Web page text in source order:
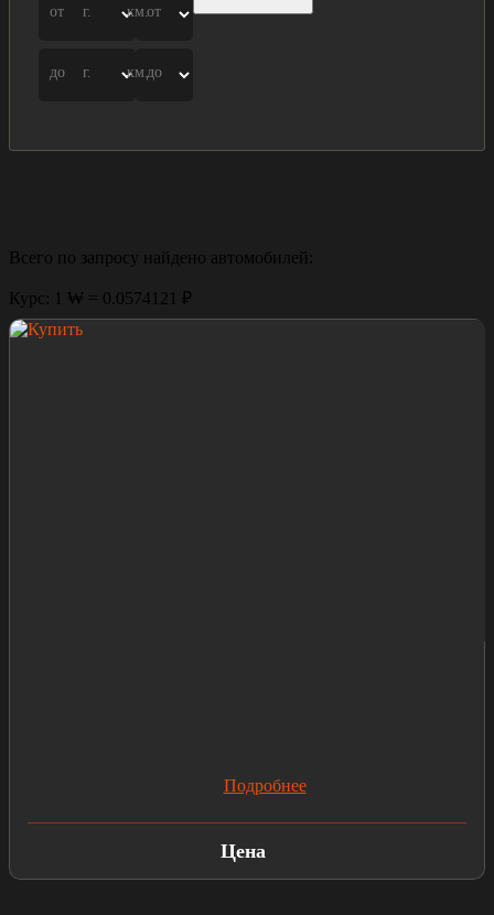
от г.
до г.
от
км.
до
км.
Всего по запросу найдено автомобилей:
Курс: 1 ₩ = 0.0574121 ₽
Подробнее
Цена